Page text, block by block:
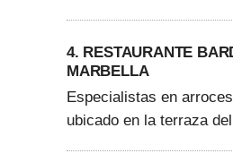
4. RESTAURANTE
MARBELLA
Especialistas en
ubicado en la terraza